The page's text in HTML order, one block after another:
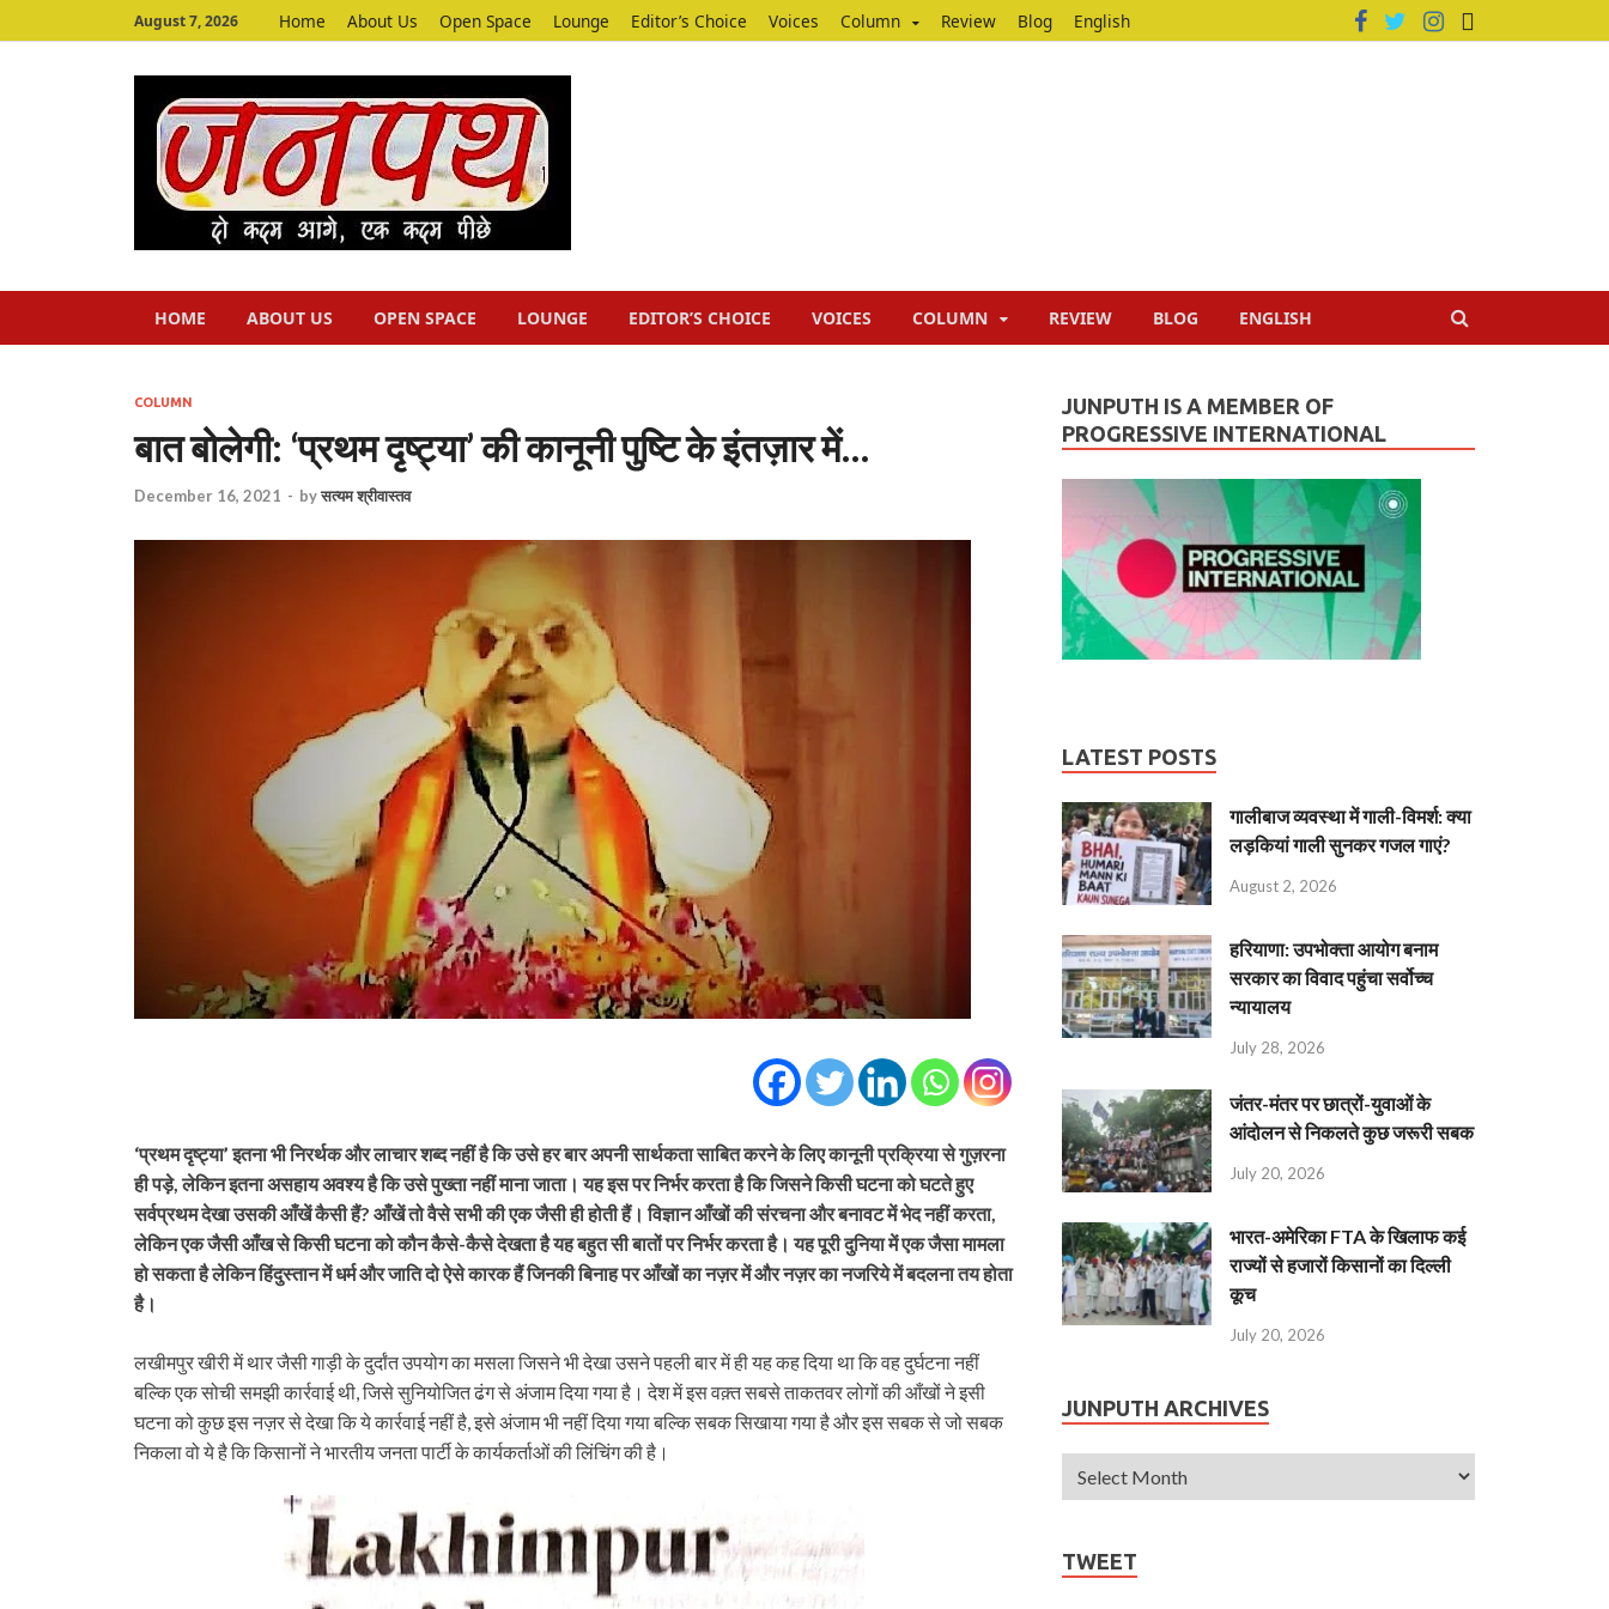
August 7, 2026 Home About Us Open Space Lounge Editor’s Choice Voices Column Review Blog English
HOME ABOUT US OPEN SPACE LOUNGE EDITOR’S CHOICE VOICES COLUMN REVIEW BLOG ENGLISH
COLUMN
बात बोलेगी: ‘प्रथम दृष्ट्या’ की कानूनी पुष्टि के इंतज़ार में…
December 16, 2021 - byसत्यम श्रीवास्तव
‘प्रथम दृष्‍ट्या’ इतना भी निरर्थक और लाचार शब्द नहीं है कि उसे हर बार अपनी सार्थकता साबित करने के लिए कानूनी प्रक्रिया से गुज़रना
ही पड़े, लेकिन इतना असहाय अवश्‍य है कि उसे पुख्ता नहीं माना जाता। यह इस पर निर्भर करता है कि जिसने किसी घटना को घटते हुए
सर्वप्रथम देखा उसकी आँखें कैसी हैं? आँखें तो वैसे सभी की एक जैसी ही होती हैं। विज्ञान आँखों की संरचना और बनावट में भेद नहीं करता,
लेकिन एक जैसी आँख से किसी घटना को कौन कैसे-कैसे देखता है यह बहुत सी बातों पर निर्भर करता है। यह पूरी दुनिया में एक जैसा मामला
हो सकता है लेकिन हिंदुस्तान में धर्म और जाति दो ऐसे कारक हैं जिनकी बिनाह पर आँखों का नज़र में और नज़र का नजरिये में बदलना तय होता
है।
लखीमपुर खीरी में थार जैसी गाड़ी के दुर्दांत उपयोग का मसला जिसने भी देखा उसने पहली बार में ही यह कह दिया था कि वह दुर्घटना नहीं
बल्कि एक सोची समझी कार्रवाई थी, जिसे सुनियोजित ढंग से अंजाम दिया गया है। देश में इस वक़्त सबसे ताकतवर लोगों की आँखों ने इसी
घटना को कुछ इस नज़र से देखा कि ये कार्रवाई नहीं है, इसे अंजाम भी नहीं दिया गया बल्कि सबक सिखाया गया है और इस सबक से जो सबक
निकला वो ये है कि किसानों ने भारतीय जनता पार्टी के कार्यकर्ताओं की लिंचिंग की है।
JUNPUTH IS A MEMBER OF
PROGRESSIVE INTERNATIONAL
LATEST POSTS
गालीबाज व्‍यवस्‍था में गाली-विमर्श: क्या
लड़कियां गाली सुनकर गजल गाएं?
August 2, 2026
हरियाणा: उपभोक्ता आयोग बनाम
सरकार का विवाद पहुंचा सर्वोच्च
न्यायालय
July 28, 2026
जंतर-मंतर पर छात्रों-युवाओं के
आंदोलन से निकलते कुछ जरूरी सबक
July 20, 2026
भारत-अमेरिका FTA के खिलाफ कई
राज्यों से हजारों किसानों का दिल्ली
कूच
July 20, 2026
JUNPUTH ARCHIVES
TWEET